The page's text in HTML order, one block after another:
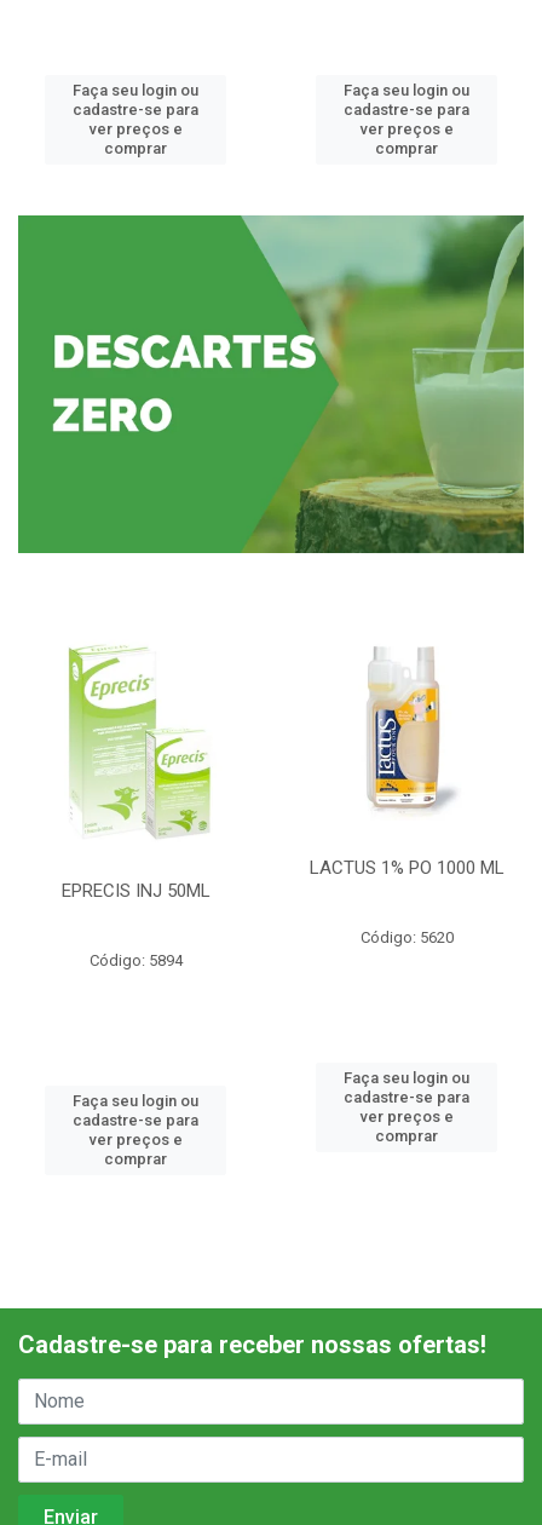
Faça seu login ou
cadastre-se para
ver preços e
comprar
Faça seu login ou
cadastre-se para
ver preços e
comprar
EPRECIS INJ 50ML
Código: 5894
Faça seu login ou
cadastre-se para
ver preços e
comprar
LACTUS 1% PO 1000 ML
Código: 5620
Faça seu login ou
cadastre-se para
ver preços e
comprar
Cadastre-se para receber nossas ofertas!